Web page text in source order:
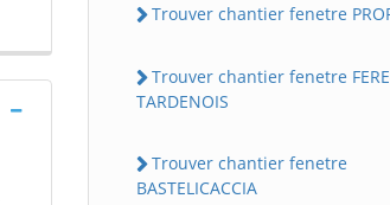
Trouver chantier fenetre
Trouver chantier fenetre
TARDENOIS
Trouver chantier fenetre
BASTELICACCIA